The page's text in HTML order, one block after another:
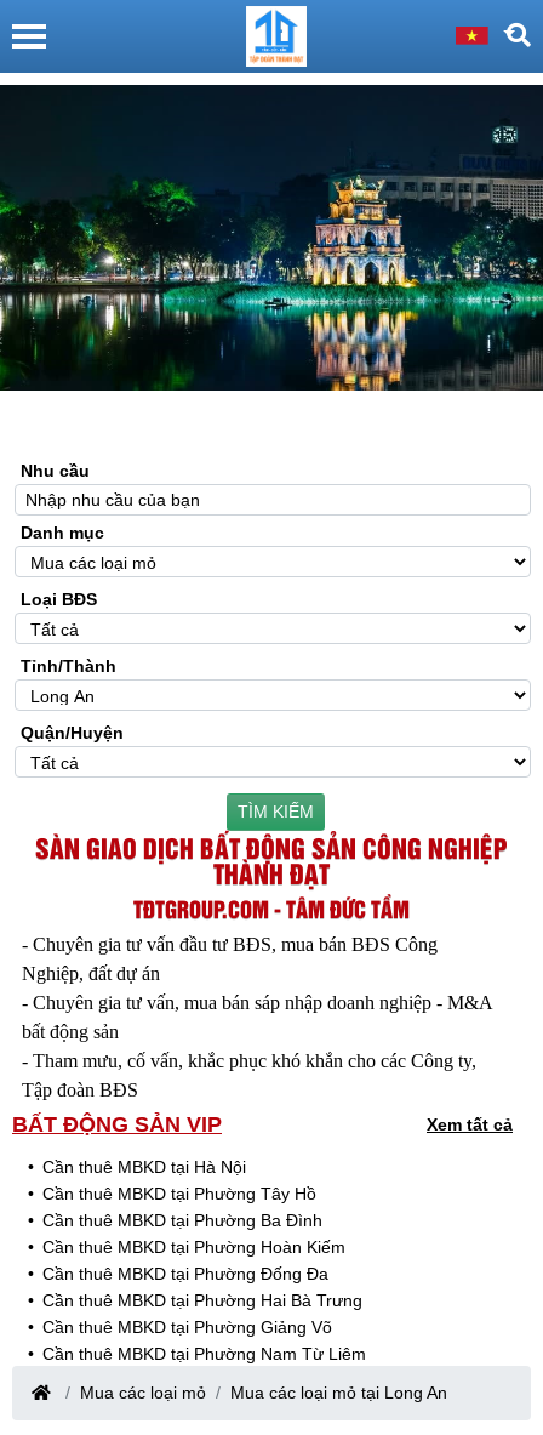
Nhu cầu
Danh mục
Loại BĐS
Tỉnh/Thành
Quận/Huyện
TÌM KIẾM
SÀN GIAO DỊCH BẤT ĐỘNG SẢN CÔNG NGHIỆP
THÀNH ĐẠT
TĐTGROUP.COM - TÂM ĐỨC TẦM
- Chuyên gia tư vấn đầu tư BĐS, mua bán BĐS Công
Nghiệp, đất dự án
- Chuyên gia tư vấn, mua bán sáp nhập doanh nghiệp - M&A
bất động sản
- Tham mưu, cố vấn, khắc phục khó khắn cho các Công ty,
Tập đoàn BĐS
BẤT ĐỘNG SẢN VIP Xem tất cả
Cần thuê MBKD tại Hà Nội
Cần thuê MBKD tại Phường Tây Hồ
Cần thuê MBKD tại Phường Ba Đình
Cần thuê MBKD tại Phường Hoàn Kiếm
Cần thuê MBKD tại Phường Đống Đa
Cần thuê MBKD tại Phường Hai Bà Trưng
Cần thuê MBKD tại Phường Giảng Võ
Cần thuê MBKD tại Phường Nam Từ Liêm
Cần thuê MBKD tại Phường Cầu Giấy
Cần thuê MBKD tại Phường Thanh Xuân
Mua các loại mỏ Mua các loại mỏ tại Long An